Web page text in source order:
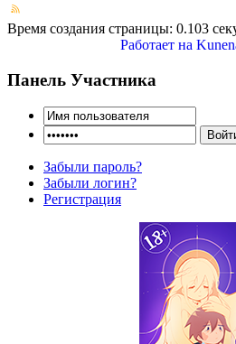
Время создания страницы: 0.103
Работает на
Панель Участника
Забыли пароль?
Забыли логин?
Регистрация